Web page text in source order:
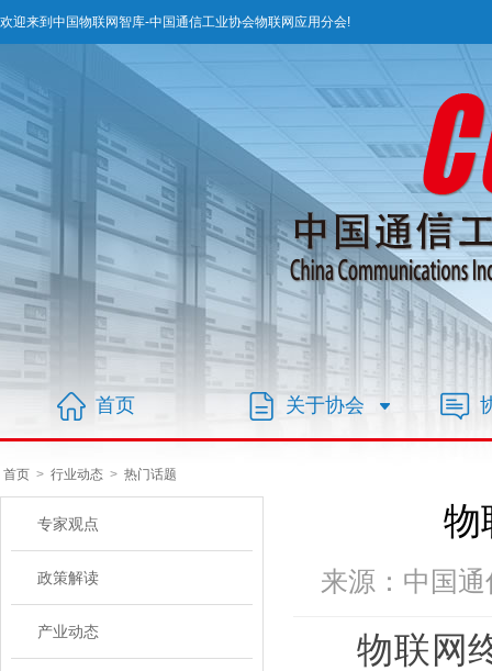
欢迎来到中国物联网智库-中国通信工业协会物联网应用分会!
首页 关于协会
首页 > 行业动态 > 热门话题
专家观点
政策解读
产业动态
物
来源：中国
物联网终